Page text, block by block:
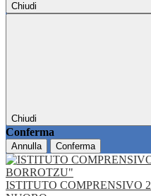
Chiudi
Chiudi
Conferma
Annulla Conferma
ISTITUTO COMPRENSIVO 2